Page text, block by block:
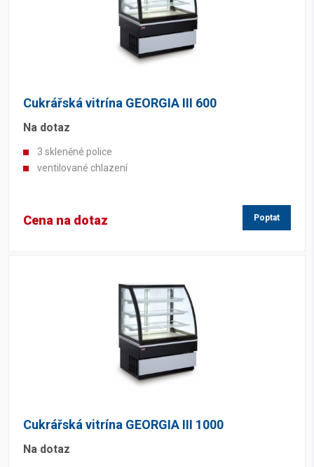
Cukrářská vitrína GEORGIA III 600
Na dotaz
3 skleněné police
ventilované chlazení
Cena na dotaz Poptat
Cukrářská vitrína GEORGIA III 1000
Na dotaz